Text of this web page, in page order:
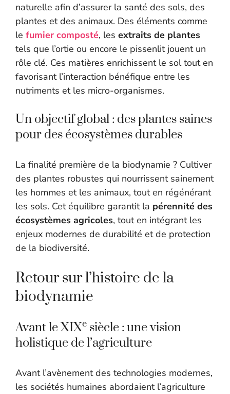
naturelle afin d’assurer la santé des sols, des
plantes et des animaux. Des éléments comme
le fumier composté, les extraits de plantes
tels que l’ortie ou encore le pissenlit jouent un
rôle clé. Ces matières enrichissent le sol tout en
favorisant l’interaction bénéfique entre les
nutriments et les micro-organismes.
Un objectif global : des plantes saines
pour des écosystèmes durables
La finalité première de la biodynamie ? Cultiver
des plantes robustes qui nourrissent sainement
les hommes et les animaux, tout en régénérant
les sols. Cet équilibre garantit la pérennité des
écosystèmes agricoles, tout en intégrant les
enjeux modernes de durabilité et de protection
de la biodiversité.
Retour sur l’histoire de la
biodynamie
Avant le XIXe siècle : une vision
holistique de l’agriculture
Avant l’avènement des technologies modernes,
les sociétés humaines abordaient l’agriculture